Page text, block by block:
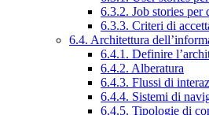
6.3.2. Job stories per
6.3.3. Criteri di
6.4. Architettura
6.4.1. Definire
6.4.2. Alberatura
6.4.3. Flussi di
6.4.4. Sistemi di
6.4.5. Tipologie di